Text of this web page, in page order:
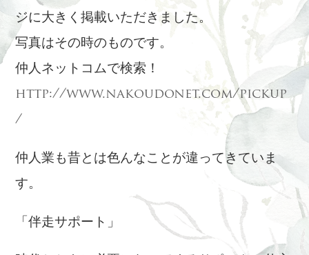
ジに大きく掲載いただきました。
写真はその時のものです。
仲人ネットコムで検索！
http://www.nakoudonet.com/pickup
/
仲人業も昔とは色んなことが違ってきていま
す。
「伴走サポート」